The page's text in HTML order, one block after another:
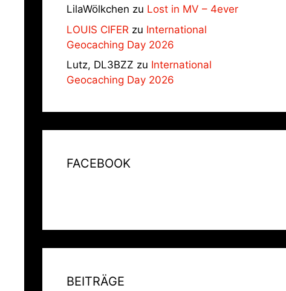
LilaWölkchen zu Lost in MV – 4ever
LOUIS CIFER zu International
Geocaching Day 2026
Lutz, DL3BZZ zu International
Geocaching Day 2026
FACEBOOK
BEITRÄGE